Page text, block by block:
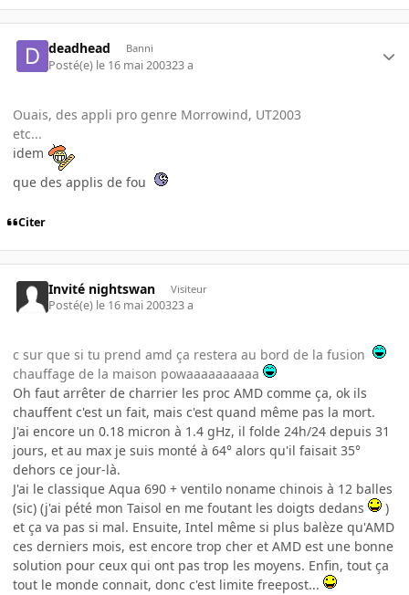
deadhead Banni
Posté(e) le 16 mai 200323 a
Ouais, des appli pro genre Morrowind, UT2003
etc...
idem
que des applis de fou
Citer
Invité nightswan Visiteur
Posté(e) le 16 mai 200323 a
c sur que si tu prend amd ça restera au bord de la fusion
chauffage de la maison powaaaaaaaaaa
Oh faut arrêter de charrier les proc AMD comme ça, ok ils
chauffent c'est un fait, mais c'est quand même pas la mort.
J'ai encore un 0.18 micron à 1.4 gHz, il folde 24h/24 depuis 31
jours, et au max je suis monté à 64° alors qu'il faisait 35°
dehors ce jour-là.
J'ai le classique Aqua 690 + ventilo noname chinois à 12 balles
(sic) (j'ai pété mon Taisol en me foutant les doigts dedans
)
et ça va pas si mal. Ensuite, Intel même si plus balèze qu'AMD
ces derniers mois, est encore trop cher et AMD est une bonne
solution pour ceux qui ont pas trop les moyens. Enfin, tout ça
tout le monde connait, donc c'est limite freepost...